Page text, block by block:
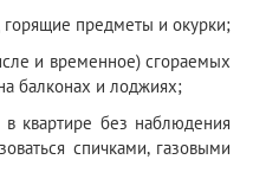
предметы и окурки;
и временное) сгораемых
балконах и лоджиях;
в квартире без наблюдения
спичками, газовыми